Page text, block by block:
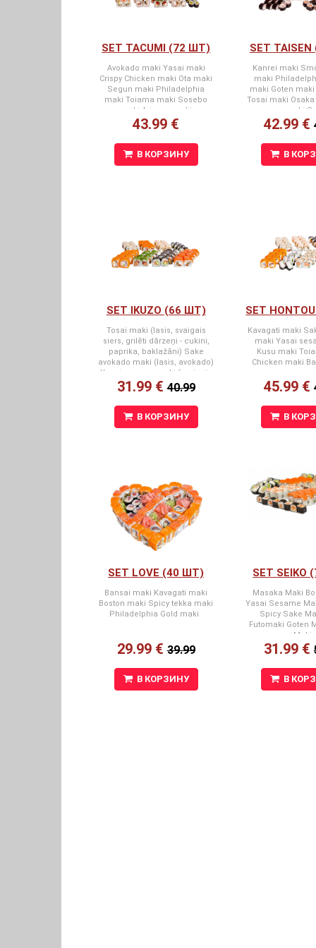
SET TACUMI (72 ШТ)
Avokado maki Yasai maki
Crispy Chicken maki Ota maki
Segun maki Philadelphia
maki Toiama maki Sosebo
maki Arizona maki
43.99 €
В КОРЗИНУ
SET
Kanrei maki
maki
maki Goten
Tosai maki
sesame maki
42.99 €
В
SET IKUZO (66 ШТ)
Tosai maki (lasis, svaigais
siers, grilēti dārzeņi - cukini,
paprika, baklažāni) Sake
avokado maki (lasis, avokado)
Yasai sesame maki (svaigais
siers, sezama sēklas, paprika,
tomāti, salātu lapas, gurķi)
Kusu maki (snow crab
premium, japānas omlete,
spicy mērce, svaigais siers)
svaigais siers, krabju nūjiņa,
gurķis)
31.99 €40.99
В КОРЗИНУ
SET
Kavagati maki
maki Yasai
Kusu maki
Chicken maki
45.99 €
В
SET LOVE (40 ШТ)
Bansai maki Kavagati maki
Boston maki Spicy tekka maki
Philadelphia Gold maki
29.99 €39.99
В КОРЗИНУ
SET SEIKO
Masaka Maki
Yasai Sesame
Spicy Sake
Futomaki Goten
Maki
31.99 €
В